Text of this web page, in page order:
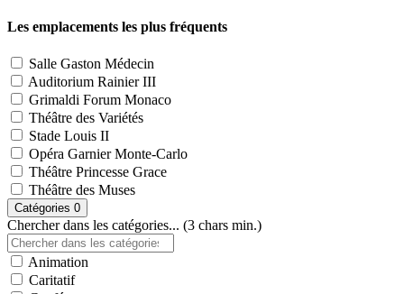
Les emplacements les plus fréquents
Salle Gaston Médecin
Auditorium Rainier III
Grimaldi Forum Monaco
Théâtre des Variétés
Stade Louis II
Opéra Garnier Monte-Carlo
Théâtre Princesse Grace
Théâtre des Muses
Catégories 0
Chercher dans les catégories... (3 chars min.)
Animation
Caritatif